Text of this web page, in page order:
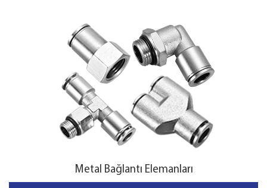
Metal Bağlantı Elemanları